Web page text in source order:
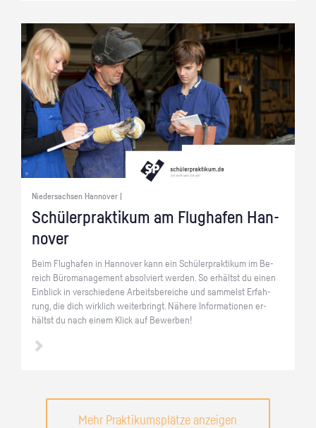
Niedersachsen Hannover |
Schü­ler­prak­ti­kum am Flug­ha­fen Han­
no­ver
Beim Flug­ha­fen in Han­no­ver kann ein Schü­ler­prak­ti­kum im Be­
reich Bü­ro­ma­nage­ment ab­sol­viert wer­den. So er­hältst du einen
Ein­blick in ver­schie­de­ne Ar­beits­be­rei­che und sam­melst Er­fah­
rung, die dich wirk­lich wei­ter­bringt. Nä­he­re In­for­ma­tio­nen er­
hältst du nach einem Klick auf Be­wer­ben!
Mehr Praktikumsplätze anzeigen